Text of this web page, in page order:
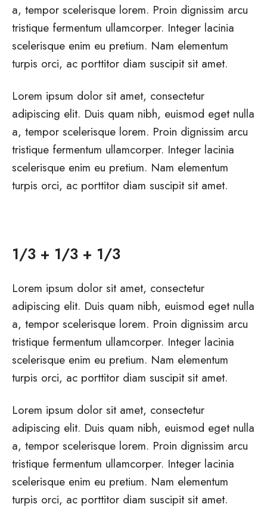
a, tempor scelerisque lorem. Proin dignissim arcu
tristique fermentum ullamcorper. Integer lacinia
scelerisque enim eu pretium. Nam elementum
turpis orci, ac porttitor diam suscipit sit amet.
Lorem ipsum dolor sit amet, consectetur
adipiscing elit. Duis quam nibh, euismod eget nulla
a, tempor scelerisque lorem. Proin dignissim arcu
tristique fermentum ullamcorper. Integer lacinia
scelerisque enim eu pretium. Nam elementum
turpis orci, ac porttitor diam suscipit sit amet.
1/3 + 1/3 + 1/3
Lorem ipsum dolor sit amet, consectetur
adipiscing elit. Duis quam nibh, euismod eget nulla
a, tempor scelerisque lorem. Proin dignissim arcu
tristique fermentum ullamcorper. Integer lacinia
scelerisque enim eu pretium. Nam elementum
turpis orci, ac porttitor diam suscipit sit amet.
Lorem ipsum dolor sit amet, consectetur
adipiscing elit. Duis quam nibh, euismod eget nulla
a, tempor scelerisque lorem. Proin dignissim arcu
tristique fermentum ullamcorper. Integer lacinia
scelerisque enim eu pretium. Nam elementum
turpis orci, ac porttitor diam suscipit sit amet.